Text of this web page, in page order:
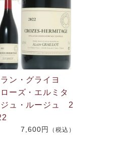
ラン・グライヨ
ーズ・エルミタ
ジュ・ルージュ 2
7,600円 （税込）